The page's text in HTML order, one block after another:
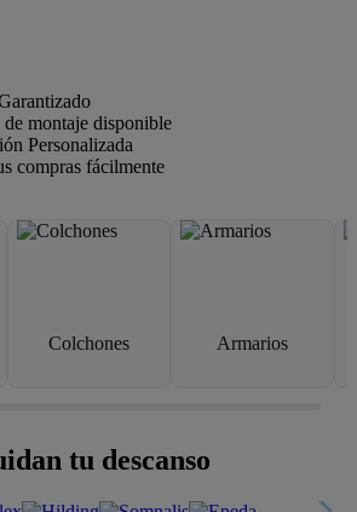
montaje disponible
Personalizada
compras fácilmente
Colchones Armarios
tu descanso